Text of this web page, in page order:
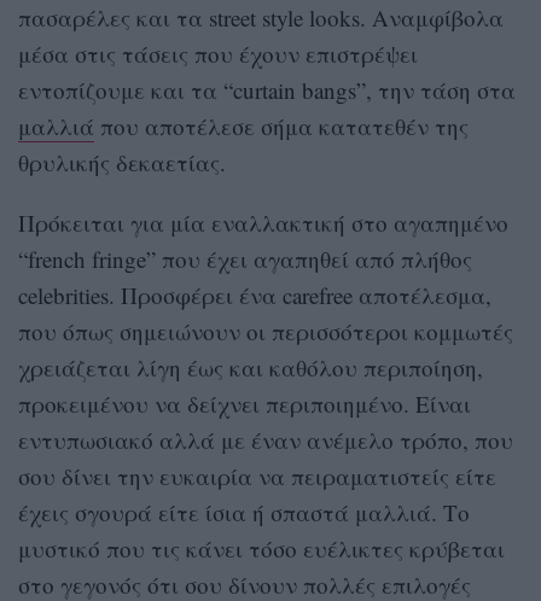
πασαρέλες και τα street style looks. Αναμφίβολα
μέσα στις τάσεις που έχουν επιστρέψει
εντοπίζουμε και τα “curtain bangs”, την τάση στα
μαλλιά που αποτέλεσε σήμα κατατεθέν της
θρυλικής δεκαετίας.
Πρόκειται για μία εναλλακτική στο αγαπημένο
“french fringe” που έχει αγαπηθεί από πλήθος
celebrities. Προσφέρει ένα carefree αποτέλεσμα,
που όπως σημειώνουν οι περισσότεροι κομμωτές
χρειάζεται λίγη έως και καθόλου περιποίηση,
προκειμένου να δείχνει περιποιημένο. Είναι
εντυπωσιακό αλλά με έναν ανέμελο τρόπο, που
σου δίνει την ευκαιρία να πειραματιστείς είτε
έχεις σγουρά είτε ίσια ή σπαστά μαλλιά. Το
μυστικό που τις κάνει τόσο ευέλικτες κρύβεται
στο γεγονός ότι σου δίνουν πολλές επιλογές